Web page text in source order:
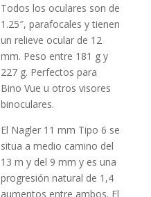
Todos los oculares son de
1.25″, parafocales y tienen
un relieve ocular de 12
mm. Peso entre 181 g y
227 g. Perfectos para
Bino Vue u otros visores
binoculares.
El Nagler 11 mm Tipo 6 se
situa a medio camino del
13 m y del 9 mm y es una
progresión natural de 1,4
aumentos entre ambos. El